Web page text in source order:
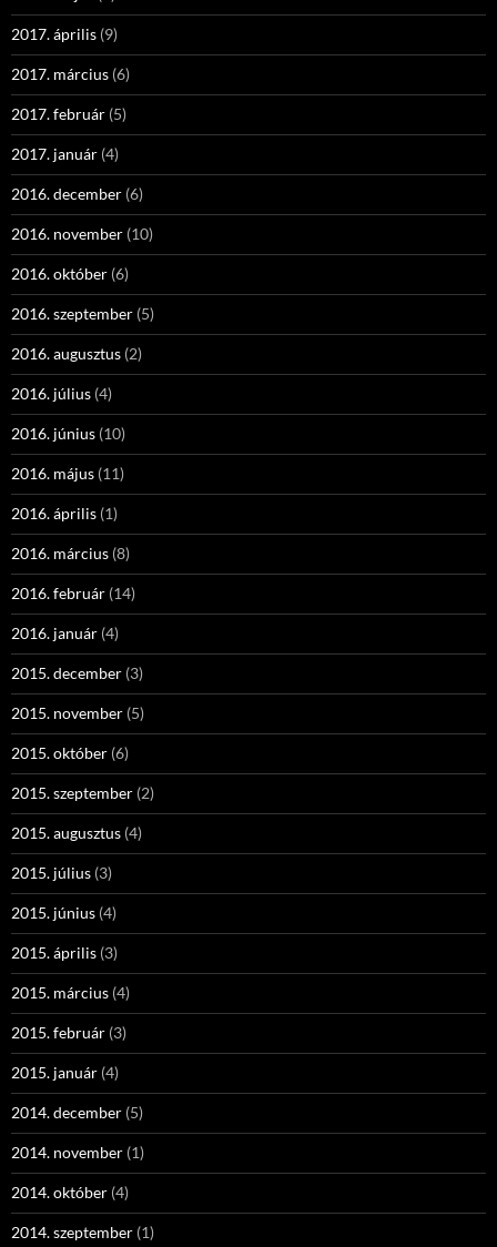
2017. április (9)
2017. március (6)
2017. február (5)
2017. január (4)
2016. december (6)
2016. november (10)
2016. október (6)
2016. szeptember (5)
2016. augusztus (2)
2016. július (4)
2016. június (10)
2016. május (11)
2016. április (1)
2016. március (8)
2016. február (14)
2016. január (4)
2015. december (3)
2015. november (5)
2015. október (6)
2015. szeptember (2)
2015. augusztus (4)
2015. július (3)
2015. június (4)
2015. április (3)
2015. március (4)
2015. február (3)
2015. január (4)
2014. december (5)
2014. november (1)
2014. október (4)
2014. szeptember (1)